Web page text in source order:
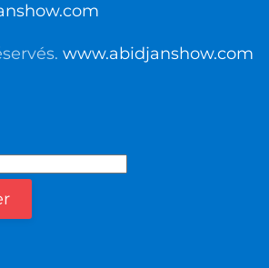
www.abidjanshow.com